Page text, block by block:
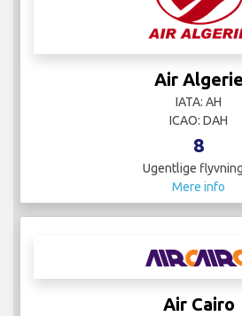
Air Algerie
IATA: AH
ICAO: DAH
8
Ugentlige
Mere info
Air Cairo